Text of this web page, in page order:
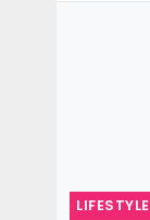
LIFESTYLE